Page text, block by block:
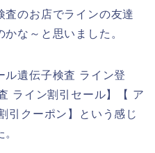
査のお店でラインの友達
な～と思いました。
ル遺伝子検査 ライン登
ライン割引セール】【 ア
引クーポン】という感じ